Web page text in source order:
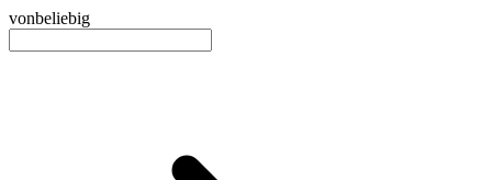
vonbeliebig